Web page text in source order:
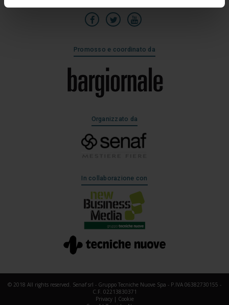
Promosso e coordinato da
Organizzato da
In collaborazione con
© 2018 All rights reserved. Senaf srl - Gruppo Tecniche Nuove Spa - P.IVA 06382730155 -
C.F. 02213830371
Privacy| Cookie